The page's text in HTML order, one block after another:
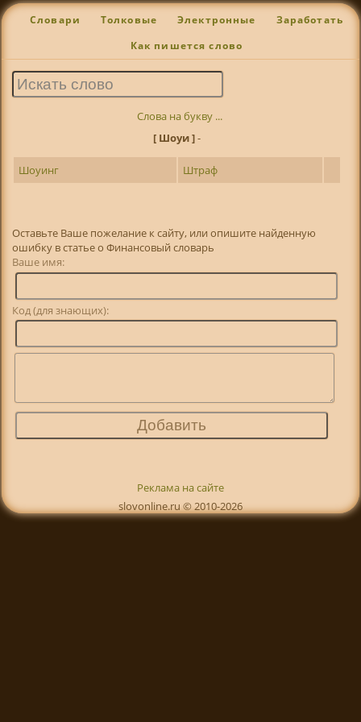
Словари Толковые Электронные Заработать
Как пишется слово
Слова на букву ...
[ Шоуи ]-
Шоуинг Штраф
Оставьте Ваше пожелание к сайту, или опишите найденную
ошибку в статье о Финансовый словарь
Ваше имя:
Код (для знающих):
Реклама на сайте
slovonline.ru © 2010-2026